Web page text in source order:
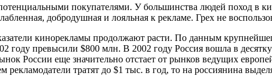
покупателями. У большинства людей поход в
добродушная и лояльная к рекламе. Грех не
кинорекламы продолжают расти. По данным
году превысили $800 млн. В 2002 году Россия вошла в
России еще значительно отстает от рынков ведущих
тратят до $1 тыс. в год, то на россиянина